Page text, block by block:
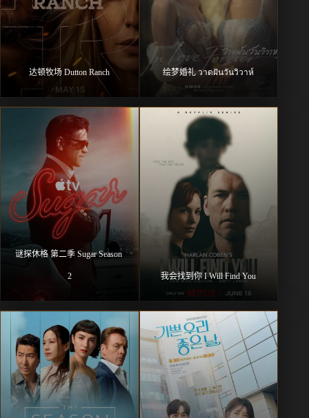
达顿牧场 Dutton Ranch 绘梦婚礼 วาดฝันวันวิวาห์
谜探休格 第二季 Sugar Season
2 我会找到你 I Will Find You